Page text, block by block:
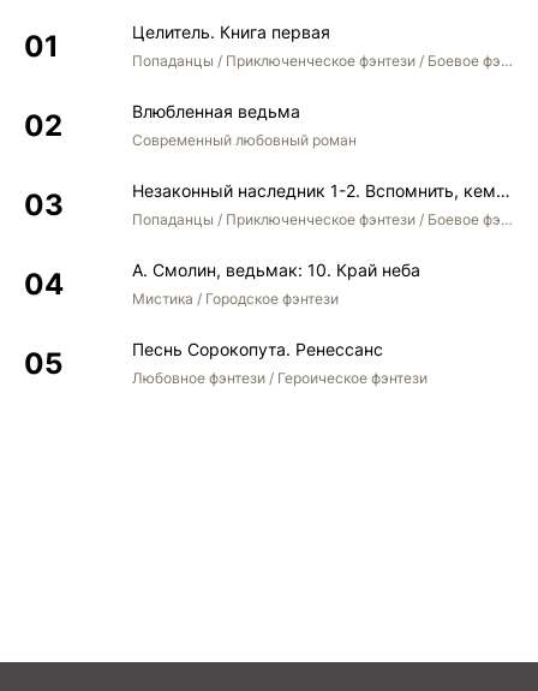
Целитель. Книга первая
Попаданцы / Приключенческое фэнтези / Боевое фэнтези
Влюбленная ведьма
Современный любовный роман
Незаконный наследник 1-2. Вспомнить, кем был. Стать собой. Остаться собой
Попаданцы / Приключенческое фэнтези / Боевое фэнтези / Юмористическое фэнтези
А. Смолин, ведьмак: 10. Край неба
Мистика / Городское фэнтези
Песнь Сорокопута. Ренессанс
Любовное фэнтези / Героическое фэнтези